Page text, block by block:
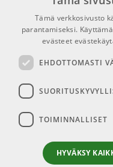
Kirjaudu
GDPR & Cookies
Myyntiehdot
Yhteys
info@emnordic.fi
Tämä verkkosivusto
parantamiseksi.
evästeet
EHDOTTOMASTI
TOIMINNALLISET
HYVÄKSY